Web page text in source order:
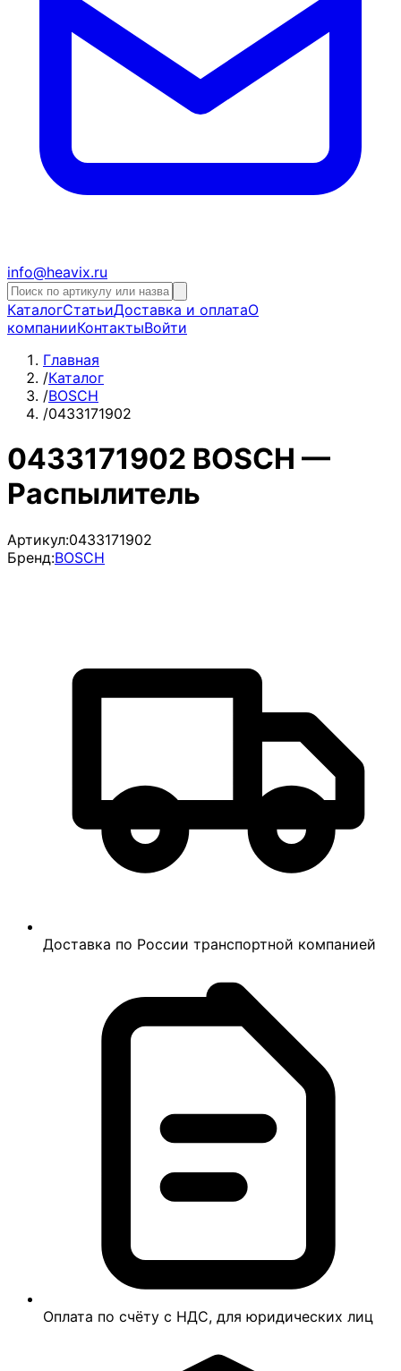
info@heavix.ru
КаталогСтатьиДоставка и оплатаО
компанииКонтактыВойти
Главная
/Каталог
/BOSCH
/0433171902
0433171902 BOSCH —
Распылитель
Артикул:0433171902
Бренд:BOSCH
Доставка по России транспортной компанией
Оплата по счёту с НДС, для юридических лиц